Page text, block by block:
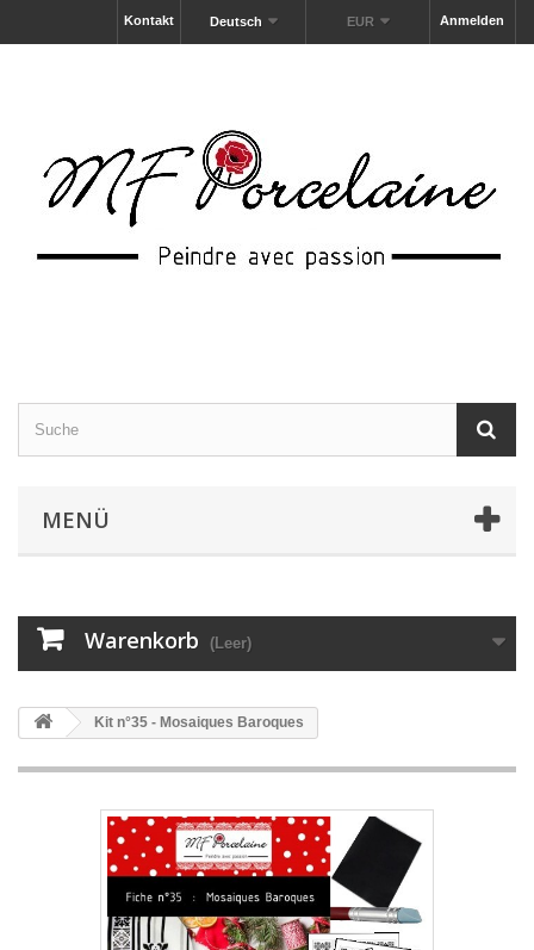
Anmelden
EUR
Deutsch
Kontakt
MENÜ
Warenkorb (Leer)
Kit n°35 - Mosaiques Baroques